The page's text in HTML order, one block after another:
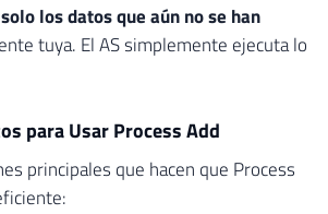
solo los datos que aún no se han
tuya. El AS simplemente ejecuta lo
para Usar Process Add
principales que hacen que Process